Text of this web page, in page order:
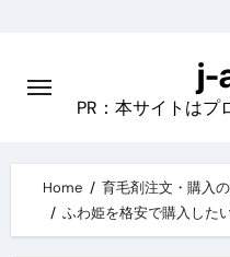
content
j-
PR：本サイトはプ
Home
育毛剤注文・購入
ふわ姫を格安で購入した